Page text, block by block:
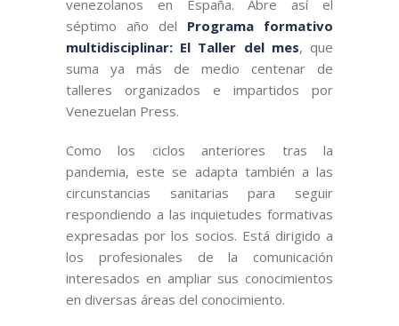
venezolanos en España. Abre así el
séptimo año del Programa formativo
multidisciplinar: El Taller del mes, que
suma ya más de medio centenar de
talleres organizados e impartidos por
Venezuelan Press.
Como los ciclos anteriores tras la
pandemia, este se adapta también a las
circunstancias sanitarias para seguir
respondiendo a las inquietudes formativas
expresadas por los socios. Está dirigido a
los profesionales de la comunicación
interesados en ampliar sus conocimientos
en diversas áreas del conocimiento.